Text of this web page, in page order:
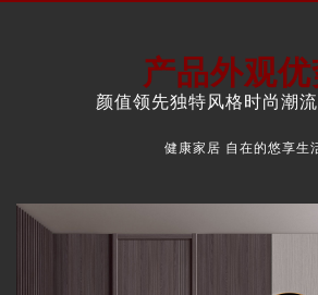
产品外观优
颜值领先独特风格时尚潮
健康家居 自在的悠享生